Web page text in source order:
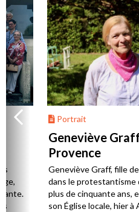
Portrait
Geneviève
Provence
Geneviève Graff, fille
dans le protestantisme
plus de cinquante ans,
son Église locale, hier